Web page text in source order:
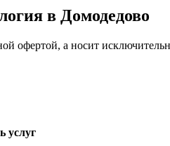
в Домодедово
офертой, а носит
услуг